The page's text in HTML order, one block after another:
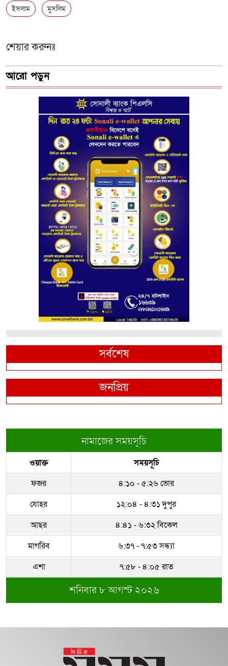
ইসলাম মুসলিম
শেয়ার করুনঃ
আরো পড়ুন
সর্বশেষ
জনপ্রিয়
নামাজের সময়সূচি
ওয়াক্ত
সময়সূচি
ফজর
৪:১০ - ৫:২৬ ভোর
যোহর
১২:০৪ - ৪:৩১ দুপুর
আছর
৪:৪১ - ৬:৩২ বিকেল
মাগরিব
৬:৩৭ - ৭:৫৩ সন্ধ্যা
এশা
৭:৫৮ - ৪:০৫ রাত
শনিবার ৮ আগস্ট ২০২৬